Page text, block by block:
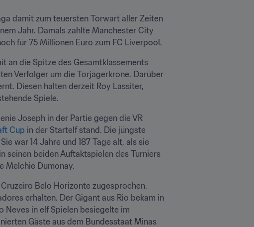
damit zum teuersten Torwart aller Zeiten
Jahr. Damals zahlte Manchester City
für 75 Millionen Euro zum FC Liverpool.
an die Spitze des Gesamtklassements
Verfolger um die Torjägerkrone. Darüber
Diesen halten derzeit Roy Lassiter,
Spiele.
Joseph in der Partie gegen die VR
Cup in der Startelf stand. Die jüngste
war 14 Jahre und 187 Tage alt, als sie
seinen beiden Auftaktspielen des Turniers
Melchie Dumonay.
Belo Horizonte zugesprochen.
erhalten. Der Gigant aus Rio bekam in
Neves in elf Spielen besiegelte im
Gäste aus dem Bundesstaat Minas